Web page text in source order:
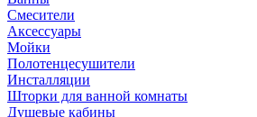
Смесители
Аксессуары
Мойки
Полотенцесушители
Инсталляции
Шторки для ванной комнаты
Душевые кабины